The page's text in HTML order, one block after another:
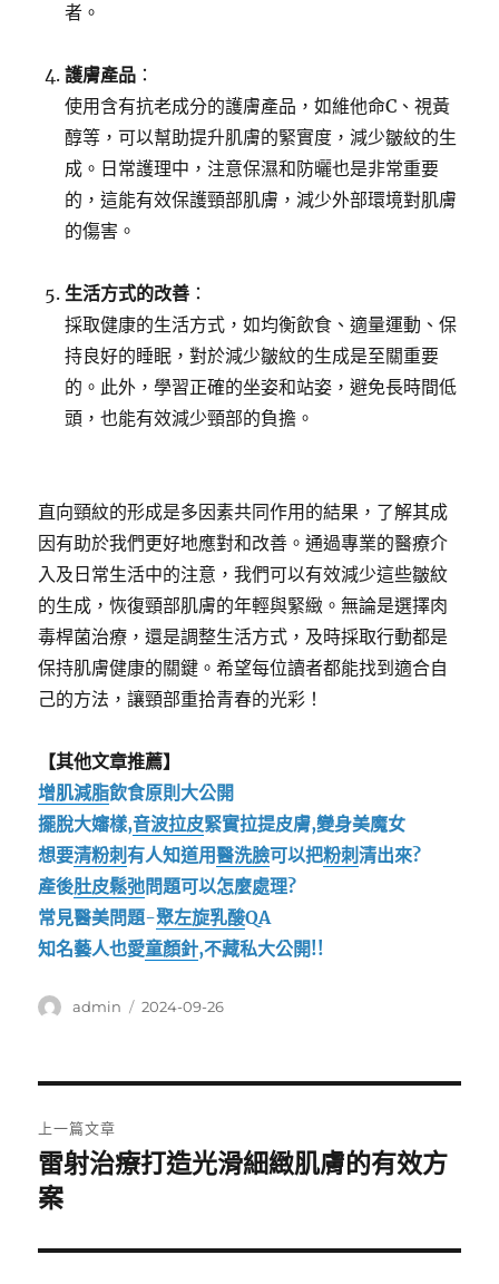
者。
護膚產品 ：
使用含有抗老成分的護膚產品，如維他命C、視黃
醇等，可以幫助提升肌膚的緊實度，減少皺紋的生
成。日常護理中，注意保濕和防曬也是非常重要
的，這能有效保護頸部肌膚，減少外部環境對肌膚
的傷害。
生活方式的改善 ：
採取健康的生活方式，如均衡飲食、適量運動、保
持良好的睡眠，對於減少皺紋的生成是至關重要
的。此外，學習正確的坐姿和站姿，避免長時間低
頭，也能有效減少頸部的負擔。
直向頸紋的形成是多因素共同作用的結果，了解其成
因有助於我們更好地應對和改善。通過專業的醫療介
入及日常生活中的注意，我們可以有效減少這些皺紋
的生成，恢復頸部肌膚的年輕與緊緻。無論是選擇肉
毒桿菌治療，還是調整生活方式，及時採取行動都是
保持肌膚健康的關鍵。希望每位讀者都能找到適合自
己的方法，讓頸部重拾青春的光彩！
【其他文章推薦】
增肌減脂飲食原則大公開
擺脫大嬸樣,音波拉皮緊實拉提皮膚,變身美魔女
想要清粉刺有人知道用醫洗臉可以把粉刺清出來?
產後肚皮鬆弛問題可以怎麼處理?
常見醫美問題-聚左旋乳酸QA
知名藝人也愛童顏針,不藏私大公開!!
作
admin
發
2024-09-26
章
導
覽
上一篇文章
上
一
文
雷射治療打造光滑細緻肌膚的有效方
案